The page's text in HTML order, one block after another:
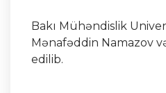
Bakı Mühəndislik
Mənafəddin Namazov
edilib.